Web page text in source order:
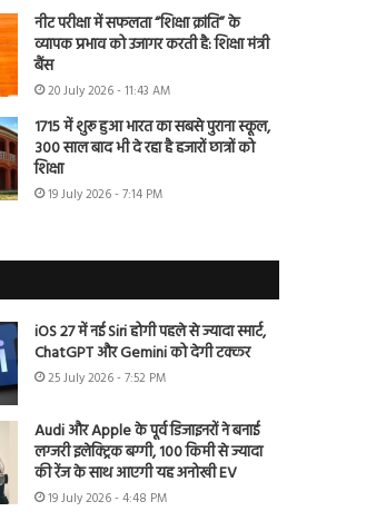
नीट परीक्षा में सफलता “शिक्षा क्रांति” के
व्यापक प्रभाव को उजागर करती है: शिक्षा मंत्री
बैंस
20 July 2026 - 11:43 AM
1715 में शुरू हुआ भारत का सबसे पुराना स्कूल,
300 साल बाद भी दे रहा है हजारों छात्रों को
शिक्षा
19 July 2026 - 7:14 PM
iOS 27 में नई Siri होगी पहले से ज्यादा स्मार्ट,
ChatGPT और Gemini को देगी टक्कर
25 July 2026 - 7:52 PM
Audi और Apple के पूर्व डिजाइनरों ने बनाई
लग्जरी इलेक्ट्रिक बग्गी, 100 किमी से ज्यादा
की रेंज के साथ आएगी यह अनोखी EV
19 July 2026 - 4:48 PM